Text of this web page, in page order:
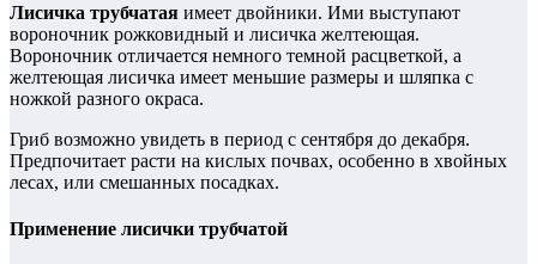
Лисичка трубчатая имеет двойники. Ими выступают
вороночник рожковидный и лисичка желтеющая.
Вороночник отличается немного темной расцветкой, а
желтеющая лисичка имеет меньшие размеры и шляпка с
ножкой разного окраса.
Гриб возможно увидеть в период с сентября до декабря.
Предпочитает расти на кислых почвах, особенно в хвойных
лесах, или смешанных посадках.
Применение лисички трубчатой